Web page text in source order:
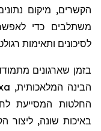
הקשרים, מיקום
משתלבים כדי
לסיכונים ותאימות
בזמן שארגונים
הבינה המלאכותית,
החלטות המסייעת
באיכות שונה, ליצור